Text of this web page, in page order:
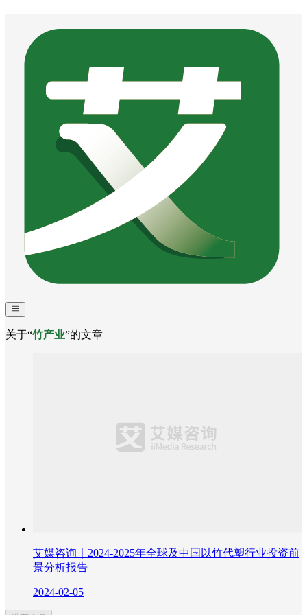
关于“竹产业”的文章
艾媒咨询｜2024-2025年全球及中国以竹代塑行业投资前
景分析报告
2024-02-05